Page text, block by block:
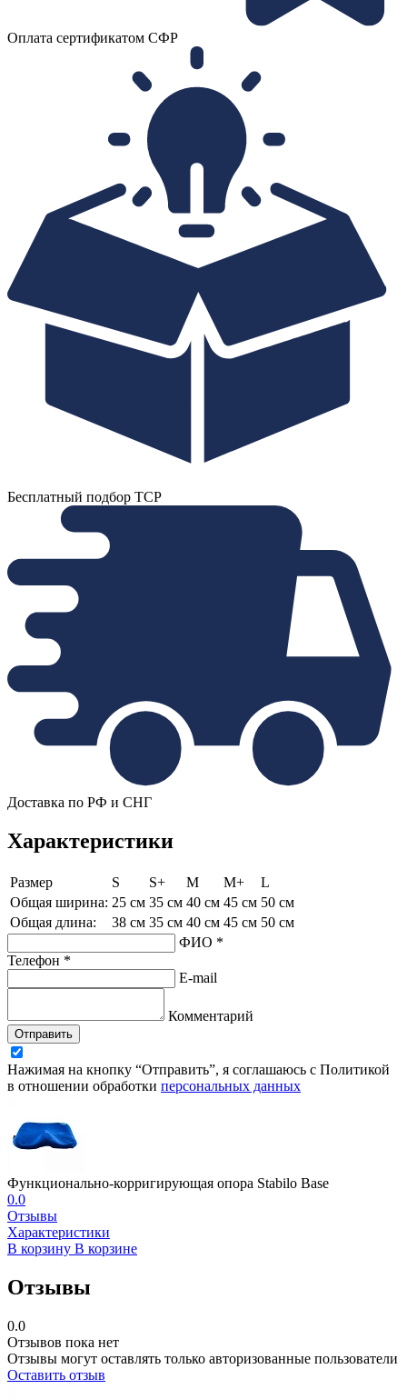
Оплата сертификатом СФР
Бесплатный подбор ТСР
Доставка по РФ и СНГ
Характеристики
Размер S S+ M M+
L
Общая ширина: 25 см 35 см 40 см 45 см 50 см
Общая длина:
38 см 35 см 40 см 45 см 50 см
ФИО *
Телефон *
E-mail
Комментарий
Отправить
Нажимая на кнопку “Отправить”, я соглашаюсь с Политикой
в отношении обработки персональных данных
Функционально-корригирующая опора Stabilo Base
0.0
Отзывы
Характеристики
В корзину В корзине
Отзывы
0.0
Отзывов пока нет
Отзывы могут оставлять только авторизованные пользователи
Оставить отзыв